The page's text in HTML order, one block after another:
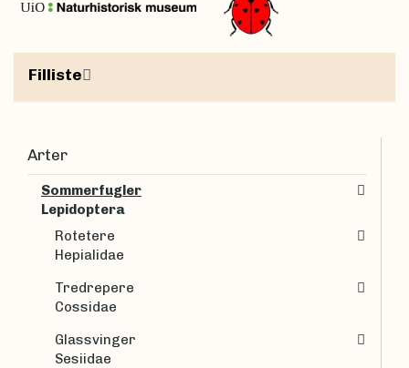
Filliste
Arter
Sommerfugler
Lepidoptera
Rotetere
Hepialidae
Tredrepere
Cossidae
Glassvinger
Sesiidae